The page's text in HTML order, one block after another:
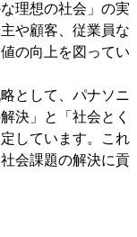
ネットワーク関
たソリューション
ットワークやIoT
業用機器やソリュ
率化を支援してい
用ロボットが含ま
理想の社会」の実
や顧客、従業員な
の向上を図ってい
として、パナソニ
決」と「社会とく
しています。これ
会課題の解決に貢